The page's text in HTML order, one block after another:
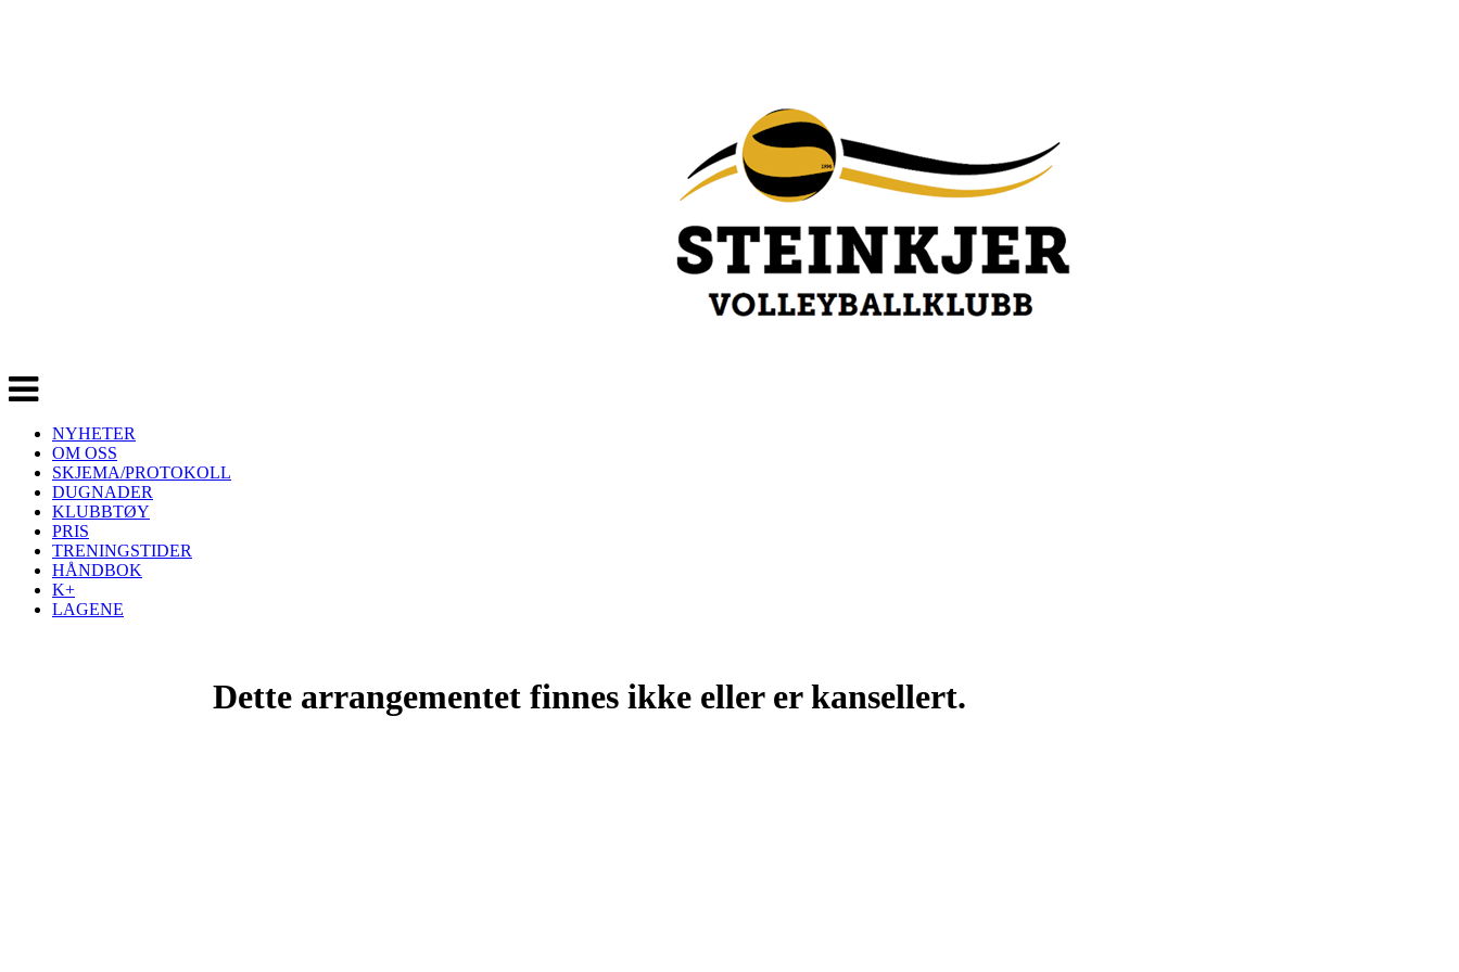
Veksle
navigasjon
NYHETER
OM OSS
SKJEMA/PROTOKOLL
DUGNADER
KLUBBTØY
PRIS
TRENINGSTIDER
HÅNDBOK
K+
LAGENE
Dette arrangementet finnes ikke eller er kansellert.